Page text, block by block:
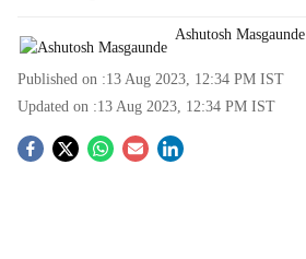
Ashutosh Masgaunde
Published on :13 Aug 2023, 12:34 PM IST
Updated on :13 Aug 2023, 12:34 PM IST
S